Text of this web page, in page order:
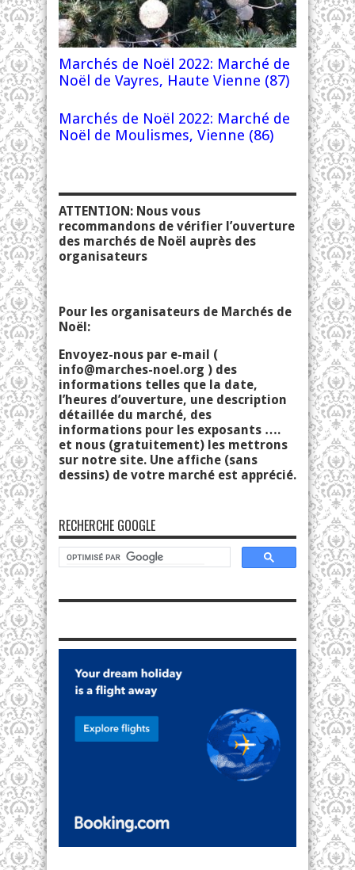
Marchés de Noël 2022: Marché de
Noël de Vayres, Haute Vienne (87)
Marchés de Noël 2022: Marché de
Noël de Moulismes, Vienne (86)
ATTENTION: Nous vous
recommandons de vérifier l’ouverture
des marchés de Noël auprès des
organisateurs
Pour les organisateurs de Marchés de
Noël:
Envoyez-nous par e-mail (
info@marches-noel.org ) des
informations telles que la date,
l’heures d’ouverture, une description
détaillée du marché, des
informations pour les exposants ….
et nous (gratuitement) les mettrons
sur notre site. Une affiche (sans
dessins) de votre marché est apprécié.
RECHERCHE GOOGLE